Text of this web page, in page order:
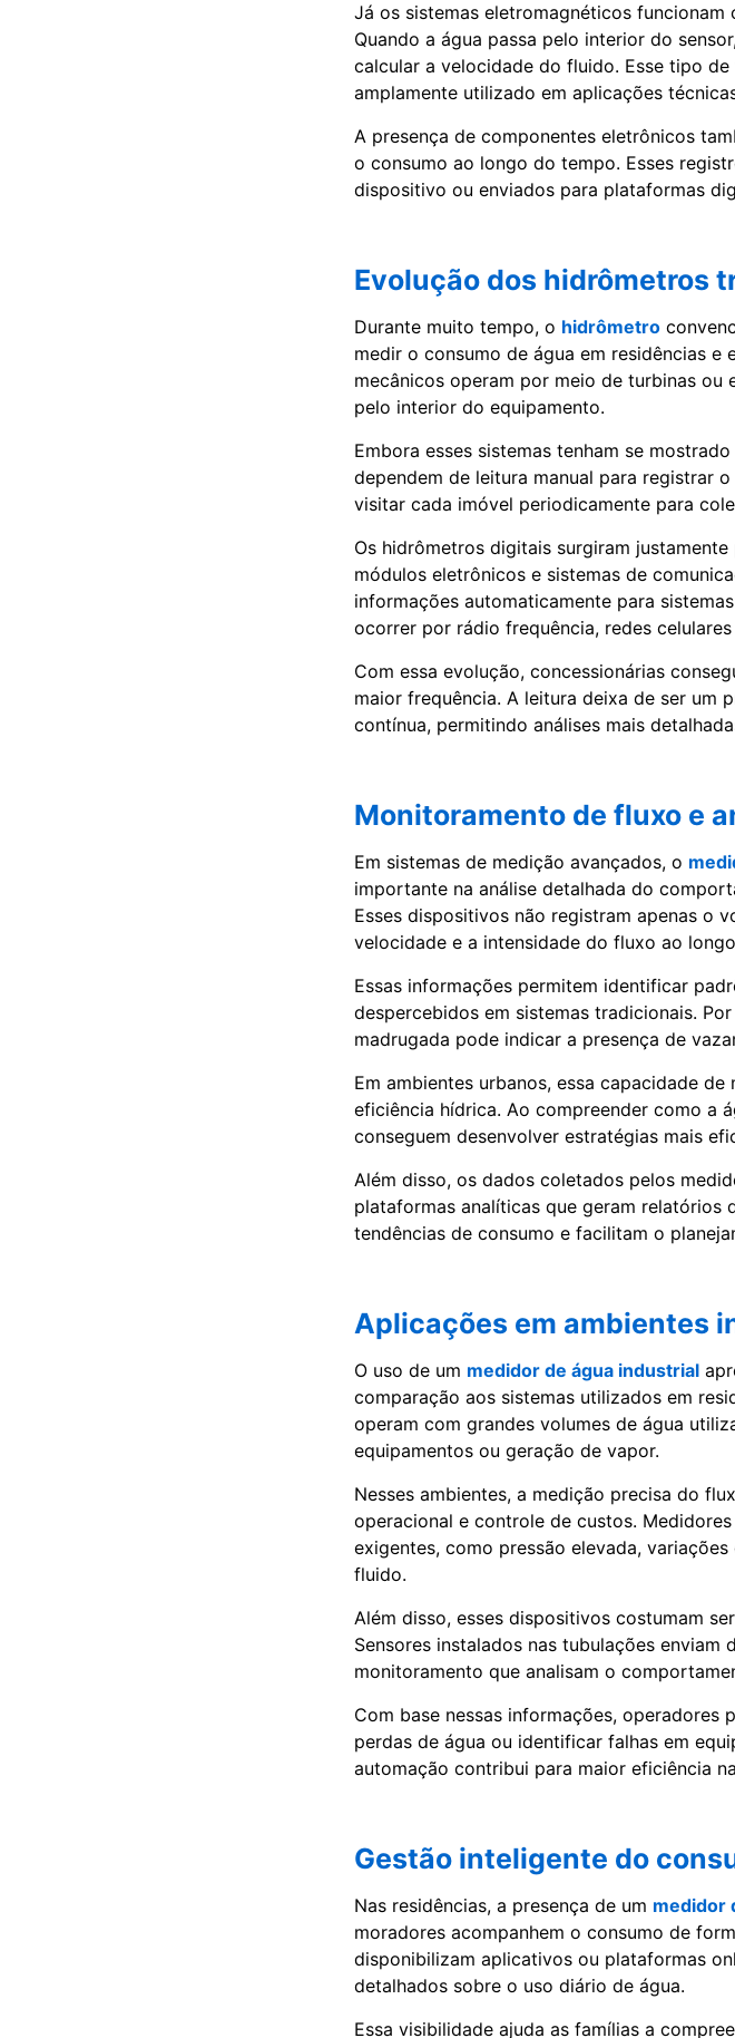
Já os sistemas eletromagnéticos
Quando a água passa pelo interior do
calcular a velocidade do fluido. Esse tipo
amplamente utilizado em aplicações
A presença de componentes eletrônicos
o consumo ao longo do tempo. Esses
dispositivo ou enviados para plataformas
Evolução dos hidrômetros
Durante muito tempo, o hidrômetro
medir o consumo de água em residências
mecânicos operam por meio de turbinas ou
pelo interior do equipamento.
Embora esses sistemas tenham se
dependem de leitura manual para registrar
visitar cada imóvel periodicamente para
Os hidrômetros digitais surgiram
módulos eletrônicos e sistemas de
informações automaticamente para
ocorrer por rádio frequência, redes
Com essa evolução, concessionárias
maior frequência. A leitura deixa de ser um
contínua, permitindo análises mais
Monitoramento de fluxo e
Em sistemas de medição avançados, o
importante na análise detalhada do
Esses dispositivos não registram apenas o
velocidade e a intensidade do fluxo ao
Essas informações permitem identificar
despercebidos em sistemas tradicionais.
madrugada pode indicar a presença de
Em ambientes urbanos, essa capacidade
eficiência hídrica. Ao compreender como a
conseguem desenvolver estratégias mais
Além disso, os dados coletados pelos
plataformas analíticas que geram relatórios
tendências de consumo e facilitam o
Aplicações em ambientes
O uso de um medidor de água industrial
comparação aos sistemas utilizados em
operam com grandes volumes de água
equipamentos ou geração de vapor.
Nesses ambientes, a medição precisa do
operacional e controle de custos.
exigentes, como pressão elevada,
fluido.
Além disso, esses dispositivos costumam
Sensores instalados nas tubulações
monitoramento que analisam o
Com base nessas informações,
perdas de água ou identificar falhas em
automação contribui para maior eficiência
Gestão inteligente do
Nas residências, a presença de um medidor
moradores acompanhem o consumo de
disponibilizam aplicativos ou plataformas
detalhados sobre o uso diário de água.
Essa visibilidade ajuda as famílias a